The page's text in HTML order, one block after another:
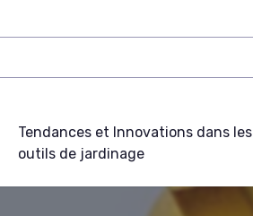
Tendances et Innovations dans les
outils de jardinage